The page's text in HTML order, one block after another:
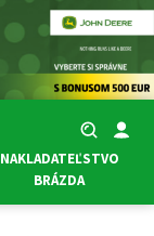
NAKLADATEĽSTVO
BRÁZDA